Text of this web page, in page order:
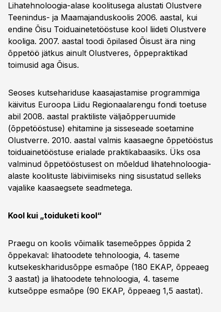
Lihatehnoloogia-alase koolitusega alustati Olustvere
Teenindus- ja Maamajanduskoolis 2006. aastal, kui
endine Õisu Toiduainetetööstuse kool liideti Olustvere
kooliga. 2007. aastal toodi õpilased Õisust ära ning
õppetöö jätkus ainult Olustveres, õppepraktikad
toimusid aga Õisus.
Seoses kutsehariduse kaasajastamise programmiga
käivitus Euroopa Liidu Regionaalarengu fondi toetuse
abil 2008. aastal praktiliste väljaõpperuumide
(õppetööstuse) ehitamine ja sisseseade soetamine
Olustverre. 2010. aastal valmis kaasaegne õppetööstus
toiduainetööstuse erialade praktikabaasiks. Üks osa
valminud õppetööstusest on mõeldud lihatehnoloogia-
alaste koolituste läbiviimiseks ning sisustatud selleks
vajalike kaasaegsete seadmetega.
Kool kui „toiduketi kool“
Praegu on koolis võimalik tasemeõppes õppida 2
õppekaval: lihatoodete tehnoloogia, 4. taseme
kutsekeskharidusõppe esmaõpe (180 EKAP, õppeaeg
3 aastat) ja lihatoodete tehnoloogia, 4. taseme
kutseõppe esmaõpe (90 EKAP, õppeaeg 1,5 aastat).